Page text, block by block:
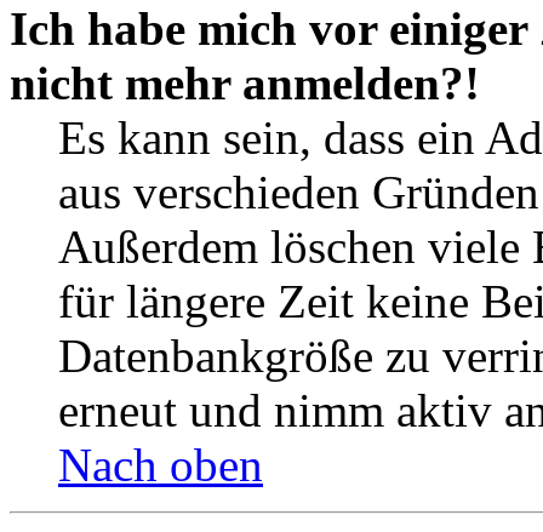
Ich habe mich vor
nicht mehr anmelden?!
Es kann sein, dass ein
aus verschieden
Außerdem löschen viele
für längere Zeit keine
Datenbankgröße zu
erneut und nimm aktiv
Nach oben